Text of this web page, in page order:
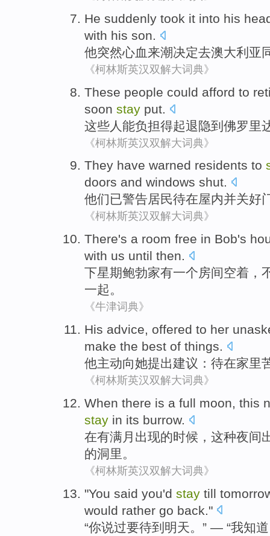
He suddenly took it into his
with his son.
他突然心血来潮决定去澳大利亚
《柯林斯英汉双解大词典》
These people could afford to
soon stay put.
这些 人 能负担得起退隐到 佛罗里
《柯林斯英汉双解大词典》
They have warned residents to
doors and windows shut.
他们已警告居民待在屋内并关好
《柯林斯英汉双解大词典》
There's a room free in Bob's
with us until then.
下星期鲍勃家有一个房间空着，
一起。
《牛津词典》
His advice, offered to her
make the best of things.
他主动向她提出建议 ： 待在家里
《柯林斯英汉双解大词典》
When there is a full moon, this
stay in its burrow.
在有满月 出现的时候， 这种夜间
的洞里。
《柯林斯英汉双解大词典》
"You said you'd stay till
would rather go back ."
“你说过要待到 明天 。” — “我知道